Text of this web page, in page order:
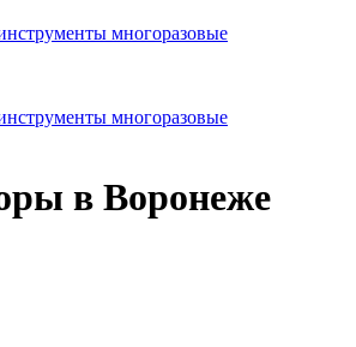
многоразовые
многоразовые
в Воронеже